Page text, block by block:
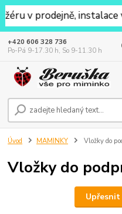
v prodejně, instalace
+420 606 328 736
Po-Pá 9-17.30 h, So 9-11.30 h
Úvod MAMINKY Vložky do
Vložky do